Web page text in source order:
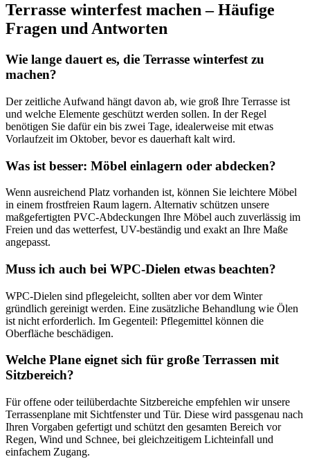
Terrasse winterfest machen – Häufige
Fragen und Antworten
Wie lange dauert es, die Terrasse winterfest zu
machen?
Der zeitliche Aufwand hängt davon ab, wie groß Ihre Terrasse ist
und welche Elemente geschützt werden sollen. In der Regel
benötigen Sie dafür ein bis zwei Tage, idealerweise mit etwas
Vorlaufzeit im Oktober, bevor es dauerhaft kalt wird.
Was ist besser: Möbel einlagern oder abdecken?
Wenn ausreichend Platz vorhanden ist, können Sie leichtere Möbel
in einem frostfreien Raum lagern. Alternativ schützen unsere
maßgefertigten PVC-Abdeckungen Ihre Möbel auch zuverlässig im
Freien und das wetterfest, UV-beständig und exakt an Ihre Maße
angepasst.
Muss ich auch bei WPC-Dielen etwas beachten?
WPC-Dielen sind pflegeleicht, sollten aber vor dem Winter
gründlich gereinigt werden. Eine zusätzliche Behandlung wie Ölen
ist nicht erforderlich. Im Gegenteil: Pflegemittel können die
Oberfläche beschädigen.
Welche Plane eignet sich für große Terrassen mit
Sitzbereich?
Für offene oder teilüberdachte Sitzbereiche empfehlen wir unsere
Terrassenplane mit Sichtfenster und Tür. Diese wird passgenau nach
Ihren Vorgaben gefertigt und schützt den gesamten Bereich vor
Regen, Wind und Schnee, bei gleichzeitigem Lichteinfall und
einfachem Zugang.